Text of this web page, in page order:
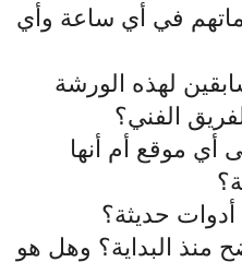
في أي ساعة وأي
لهذه الورشة
الفني؟
أي موقع أم أنها
حديثة؟
منذ البداية؟ وهل هو